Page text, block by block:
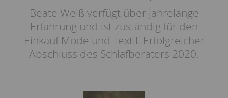
Beate Weiß verfügt über jahrelange
Erfahrung und ist zuständig für den
Einkauf Mode und Textil. Erfolgreicher
Abschluss des Schlafberaters 2020.